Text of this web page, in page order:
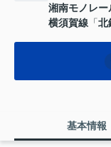
湘南モノレー
横須賀線 「北
基本情報